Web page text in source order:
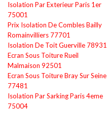
Isolation Par Exterieur Paris 1er
75001
Prix Isolation De Combles Bailly
Romainvilliers 77701
Isolation De Toit Guerville 78931
Ecran Sous Toiture Rueil
Malmaison 92501
Ecran Sous Toiture Bray Sur Seine
77481
Isolation Par Sarking Paris 4eme
75004